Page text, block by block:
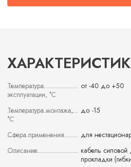
Температура
эксплуатации, °С
от -40 до +50
Температура монтажа,
°С
до -15
Сфера применения
для
Описание
кабель
прокладки